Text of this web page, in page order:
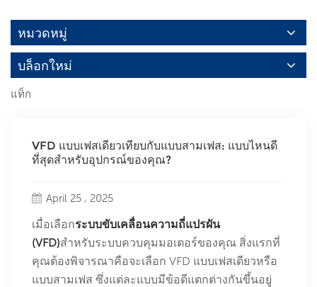
หมวดหมู่
บล็อกใหม่
แท็ก
VFD แบบเฟสเดียวเทียบกับแบบสามเฟส: แบบไหนดี
ที่สุดสำหรับอุปกรณ์ของคุณ?
April 25 , 2025
เมื่อเลือกระบบขับเคลื่อนความถี่แปรผัน
(VFD)สำหรับระบบควบคุมมอเตอร์ของคุณ สิ่งแรกที่
คุณต้องพิจารณาคือจะเลือก VFD แบบเฟสเดียวหรือ
แบบสามเฟส ซึ่งแต่ละแบบมีข้อดีแตกต่างกันขึ้นอยู่